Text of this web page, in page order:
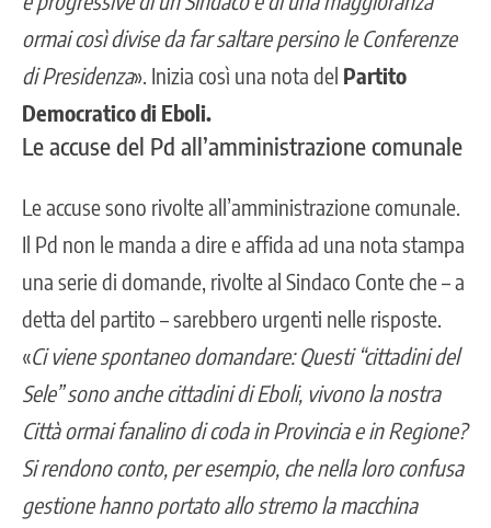
ormai così divise da far saltare persino le Conferenze
di Presidenza». Inizia così una nota del Partito
Democratico di Eboli.
Le accuse del Pd all’amministrazione comunale
Le accuse sono rivolte all’amministrazione comunale.
Il Pd non le manda a dire e affida ad una nota stampa
una serie di domande, rivolte al Sindaco Conte che – a
detta del partito – sarebbero urgenti nelle risposte.
«Ci viene spontaneo domandare: Questi “cittadini del
Sele” sono anche cittadini di Eboli, vivono la nostra
Città ormai fanalino di coda in Provincia e in Regione?
Si rendono conto, per esempio, che nella loro confusa
gestione hanno portato allo stremo la macchina